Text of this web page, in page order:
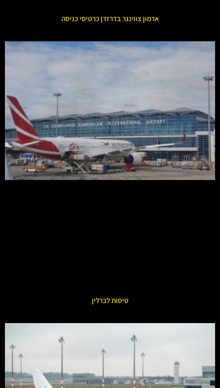
ארמון צווינגר בדרזדן כרטיסי כניסה
טיסות לברלין